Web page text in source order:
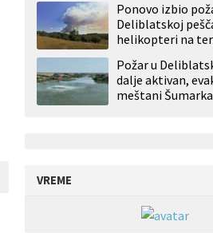
Ponovo izbio
Deliblatskoj
helikopteri na
Požar u
dalje aktivan,
meštani Šumarka
VREME